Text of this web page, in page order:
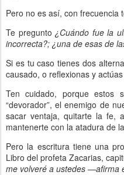
Pero no es así, con frecuencia
Te pregunto ¿Cuándo fue la
incorrecta?; ¿una de esas de
Si es tu caso tienes dos
causado, o reflexionas y
Ten cuidado, porque estos
“devorador”, el enemigo de
sacar ventaja, quitarte la fe,
mantenerte con la atadura de
Pero la escritura tiene una
Libro del profeta Zacarias,
me volveré a ustedes —afirma